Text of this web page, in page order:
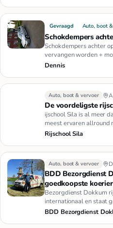
Gevraagd Auto, boot
Schokdempers
Schokdempers achter
vervangen worden +
onderdelen zijn reeds
Dennis
Auto, boot & vervoer
De voordeligste
ijschool Sila is al meer
meest ervaren allround
zelfs het gros…
Rijschool Sila
Auto, boot & vervoer
BDD Bezorgdienst
goedkoopste
Bezorgdienst Dokkum
internationaal en staat
spoedritten)Onze bezo…
BDD Bezorgdienst